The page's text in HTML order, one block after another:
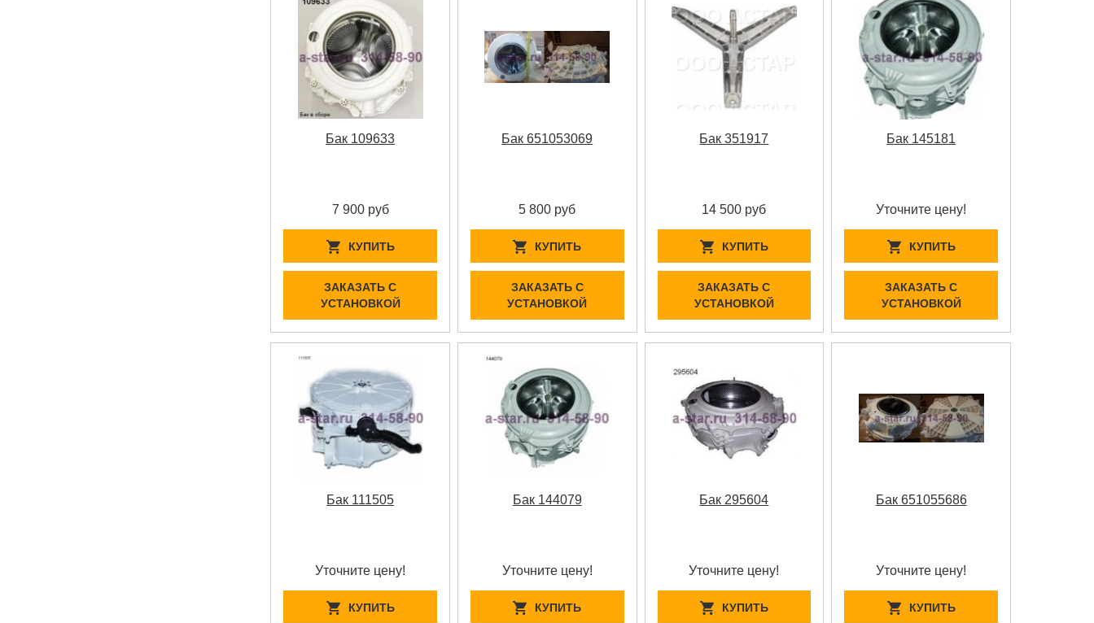
Бак 109633
7 900 руб
КУПИТЬ
ЗАКАЗАТЬ С
УСТАНОВКОЙ
Бак 651053069
5 800 руб
КУПИТЬ
ЗАКАЗАТЬ С
УСТАНОВКОЙ
Бак 351917
14 500 руб
КУПИТЬ
ЗАКАЗАТЬ С
УСТАНОВКОЙ
Бак 145181
Уточните цену!
КУПИТЬ
ЗАКАЗАТЬ С
УСТАНОВКОЙ
Бак 111505
Уточните цену!
КУПИТЬ
Бак 144079
Уточните цену!
КУПИТЬ
Бак 295604
Уточните цену!
КУПИТЬ
Бак 651055686
Уточните цену!
КУПИТЬ